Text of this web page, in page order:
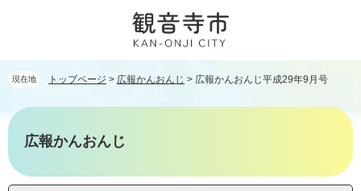
す。
し
本
現在地 トップページ > 広報かんおんじ > 広報かんおんじ平成29年9月号
広報かんおんじ